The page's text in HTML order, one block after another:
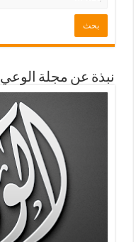
نبذة عن مجلة الوعي